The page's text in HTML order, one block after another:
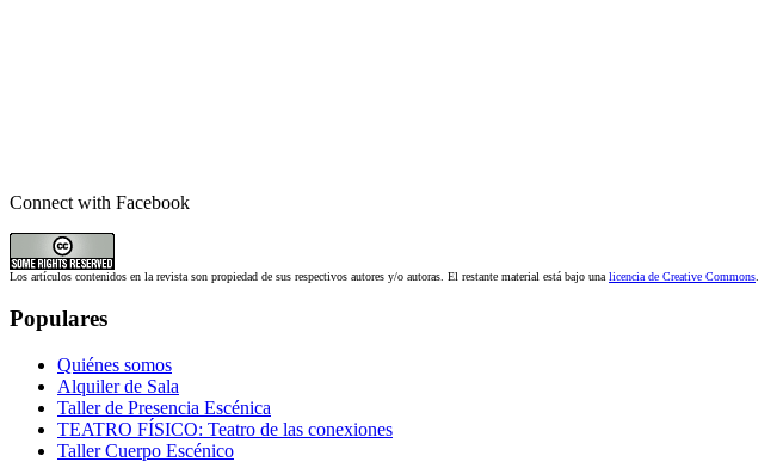
Connect with Facebook
Los artículos contenidos en la revista son propiedad de sus respectivos autores y/o autoras. El restante material está bajo unalicencia de Creative Commons.
Populares
Quiénes somos
Alquiler de Sala
Taller de Presencia Escénica
TEATRO FÍSICO: Teatro de las conexiones
Taller Cuerpo Escénico